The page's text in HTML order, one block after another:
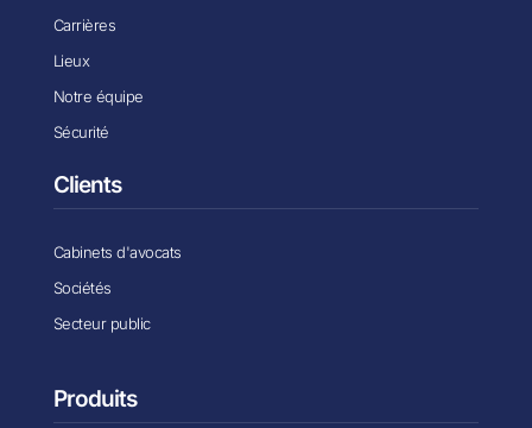
Carrières
Lieux
Notre équipe
Sécurité
Clients
Cabinets d'avocats
Sociétés
Secteur public
Produits